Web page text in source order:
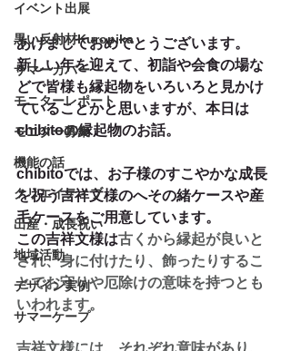
イベント出展
黒い反射材Kuropika
サマーカバー
モニターレポート
モニター募集
機能の話
クリエイティブ
出産・成長祝い
地域活動
デザイン実例
サマーケープ
あけましておめでとうございます。
新しい年を迎えて、初詣や会食の場な
どで皆様も縁起物をいろいろと見かけ
ていることかと思いますが、本日は
chibitoの縁起物のお話。
chibitoでは、お子様のすこやかな成長
を祝う吉祥文様のへその緒ケースや産
毛ケースをご用意しています。
この吉祥文様は古くから縁起が良いと
され、身に付けたり、飾ったりするこ
とでお守りや厄除けの意味を持つとも
いわれます。
吉祥文様には、それぞれ意味があり、